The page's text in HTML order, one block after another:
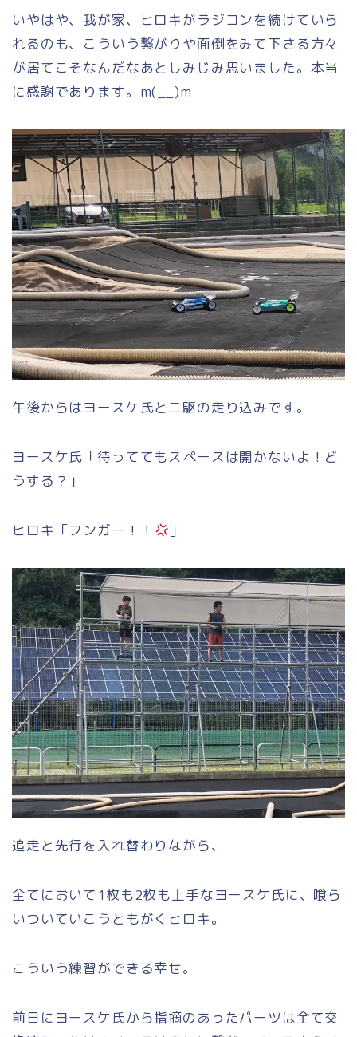
いやはや、我が家、ヒロキがラジコンを続けていら
れるのも、こういう繋がりや面倒をみて下さる方々
が居てこそなんだなあとしみじみ思いました。本当
に感謝であります。m(__)m
午後からはヨースケ氏と二駆の走り込みです。
ヨースケ氏「待っててもスペースは開かないよ！ど
うする？」
ヒロキ「フンガー！！ 」
追走と先行を入れ替わりながら、
全てにおいて1枚も2枚も上手なヨースケ氏に、喰ら
いついていこうともがくヒロキ。
こういう練習ができる幸せ。
前日にヨースケ氏から指摘のあったパーツは全て交